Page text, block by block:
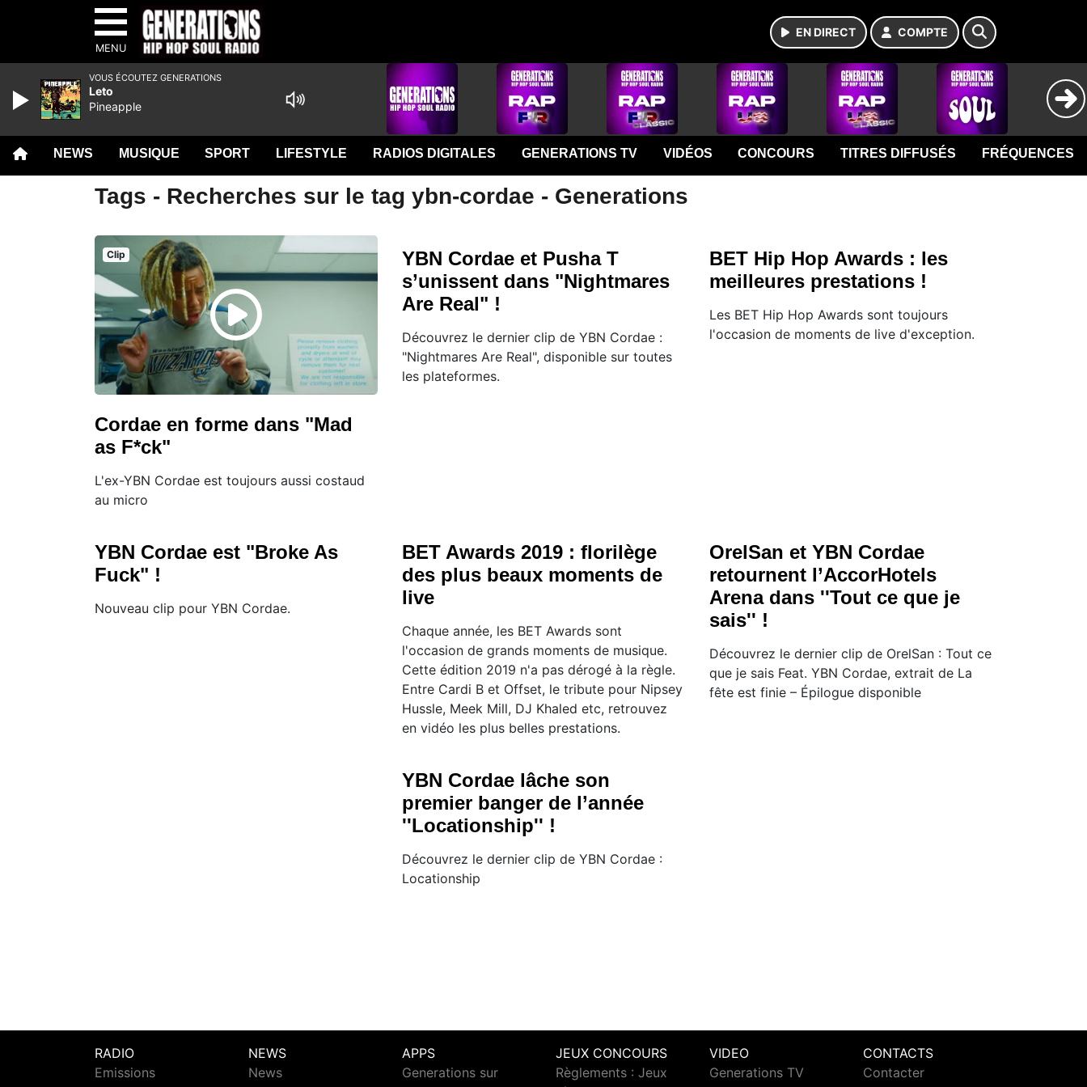
MENU
EN DIRECT COMPTE
NEWS MUSIQUE SPORT LIFESTYLE RADIOS DIGITALES GENERATIONS TV VIDÉOS CONCOURS TITRES DIFFUSÉS FRÉQUENCES
Tags - Recherches sur le tag ybn-cordae - Generations
Clip
Cordae en forme dans "Mad
as F*ck"
L'ex-YBN Cordae est toujours aussi costaud
au micro
YBN Cordae et Pusha T
s’unissent dans "Nightmares
Are Real" !
Découvrez le dernier clip de YBN Cordae :
"Nightmares Are Real", disponible sur toutes
les plateformes.
BET Hip Hop Awards : les
meilleures prestations !
Les BET Hip Hop Awards sont toujours
l'occasion de moments de live d'exception.
YBN Cordae est "Broke As
Fuck" !
Nouveau clip pour YBN Cordae.
BET Awards 2019 : florilège
des plus beaux moments de
live
Chaque année, les BET Awards sont
l'occasion de grands moments de musique.
Cette édition 2019 n'a pas dérogé à la règle.
Entre Cardi B et Offset, le tribute pour Nipsey
Hussle, Meek Mill, DJ Khaled etc, retrouvez
en vidéo les plus belles prestations.
OrelSan et YBN Cordae
retournent l’AccorHotels
Arena dans ''Tout ce que je
sais'' !
Découvrez le dernier clip de OrelSan : Tout ce
que je sais Feat. YBN Cordae, extrait de La
fête est finie – Épilogue disponible
YBN Cordae lâche son
premier banger de l’année
''Locationship'' !
Découvrez le dernier clip de YBN Cordae :
Locationship
RADIO
Emissions
NEWS
News
APPS
Generations sur
JEUX CONCOURS
Règlements : Jeux
VIDEO
Generations TV
CONTACTS
Contacter
VOUS ÉCOUTEZ GENERATIONS
Leto
Pineapple